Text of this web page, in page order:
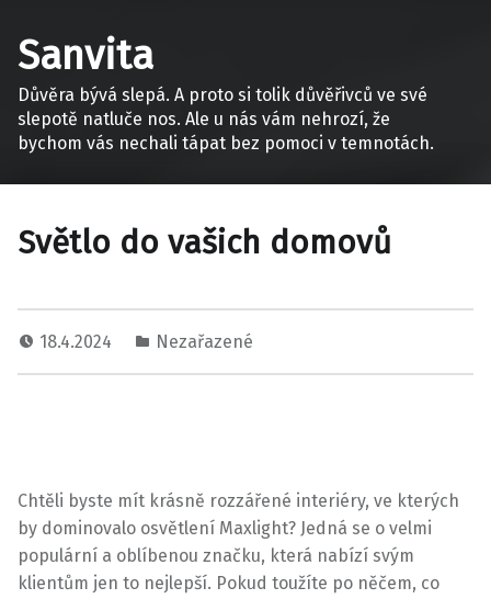
Sanvita
Důvěra bývá slepá. A proto si tolik důvěřivců ve své
slepotě natluče nos. Ale u nás vám nehrozí, že
bychom vás nechali tápat bez pomoci v temnotách.
Světlo do vašich domovů
18.4.2024 Nezařazené
Chtěli byste mít krásně rozzářené interiéry, ve kterých
by dominovalo osvětlení Maxlight? Jedná se o velmi
populární a oblíbenou značku, která nabízí svým
klientům jen to nejlepší. Pokud toužíte po něčem, co